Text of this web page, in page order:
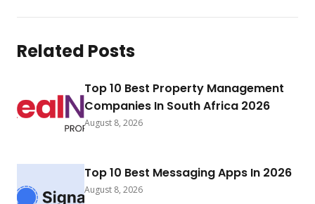
Related Posts
Top 10 Best Property Management
Companies In South Africa 2026
August 8, 2026
Top 10 Best Messaging Apps In 2026
August 8, 2026